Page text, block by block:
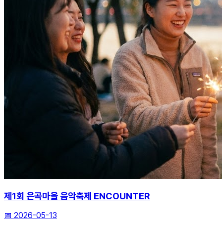
제1회 은곡마을 음악축제 ENCOUNTER
📅 2026-05-13